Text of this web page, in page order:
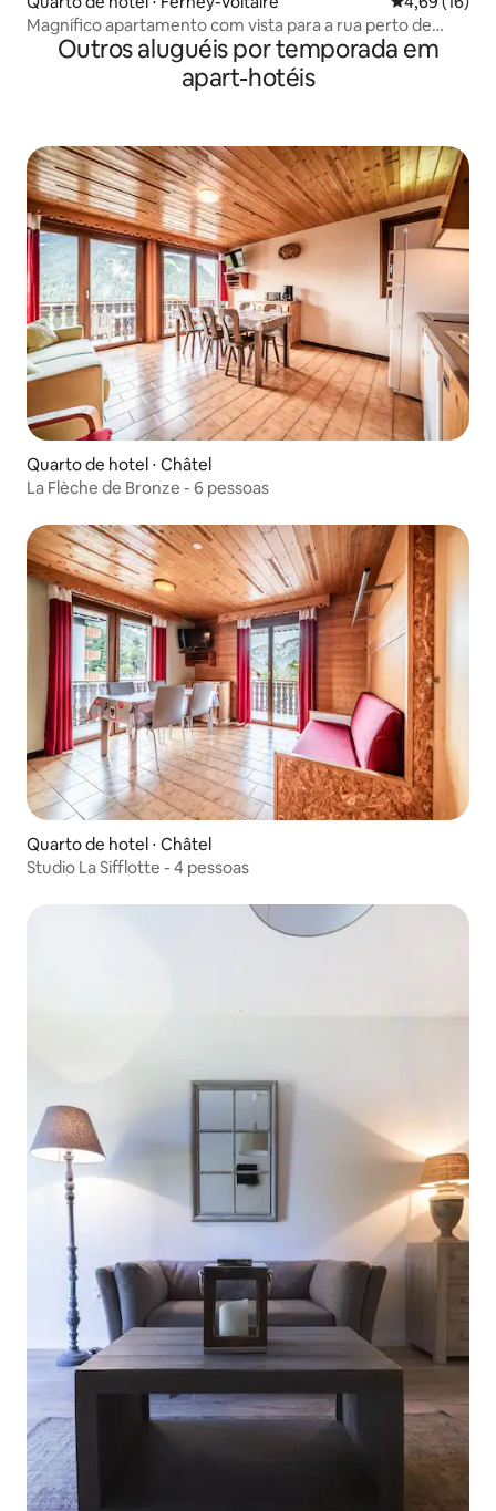
Magnífico apartamento com vista para a rua perto de
Genebra
Outros aluguéis por temporada em
apart-hotéis
Quarto de hotel ⋅ Châtel
La Flèche de Bronze - 6 pessoas
Quarto de hotel ⋅ Châtel
Studio La Sifflotte - 4 pessoas